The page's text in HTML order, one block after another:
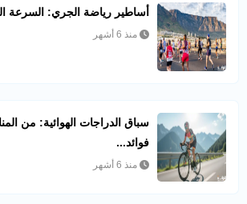
أساطير رياضة الجري: السرعة
منذ 6 أشهر
سباق الدراجات الهوائية: من
فوائد...
منذ 6 أشهر